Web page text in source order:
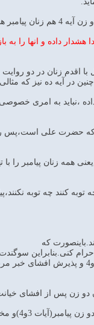
شدیدا هشدار داده و
اقدم زنان در دو
در آیه ده نیز که
،نباید به امری
حضرت علی است،پس
4و5 حاصل میشود این است که چه
کردند و با افشای سر تو،نقشه ای علیه
در این